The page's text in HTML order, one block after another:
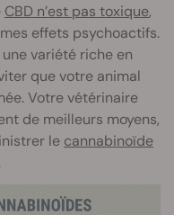
CBD n’est pas toxique,
effets psychoactifs.
variété riche en
que votre animal
Votre vétérinaire
de meilleurs moyens,
le cannabinoïde